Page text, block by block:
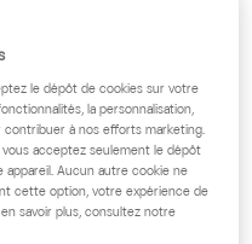
ET
: DEUX
somme des
le dépôt de cookies sur votre
la personnalisation,
contribuer à nos efforts marketing.
acceptez seulement le dépôt
Aucun autre cookie ne
cette option, votre expérience de
savoir plus, consultez notre